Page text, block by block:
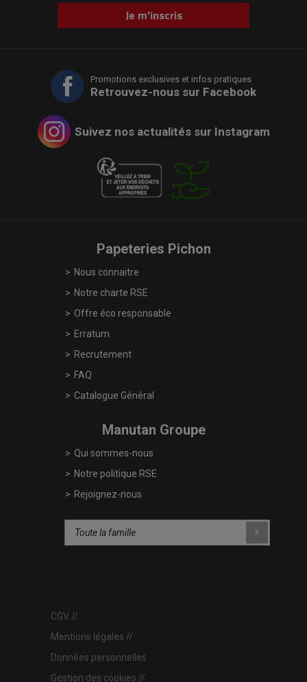
Je m'inscris
Promotions exclusives et infos pratiques
Retrouvez-nous sur Facebook
Suivez nos actualités sur Instagram
Papeteries Pichon
Nous connaitre
Notre charte RSE
Offre éco responsable
Erratum
Recrutement
FAQ
Catalogue Général
Manutan Groupe
Qui sommes-nous
Notre politique RSE
Rejoignez-nous
CGV
Mentions légales
Données personnelles
Gestion des cookies